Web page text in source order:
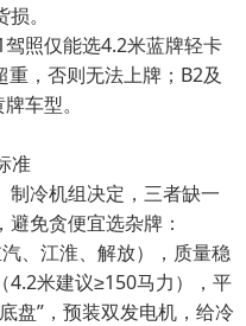
。
照仅能选4.2米蓝牌轻卡
重，否则无法上牌；B2及
车型。
准
制冷机组决定，三者缺一
免贪便宜选杂牌：
、江淮、解放），质量稳
4.2米建议≥150马力），平
盘”，预装双发电机，给冷